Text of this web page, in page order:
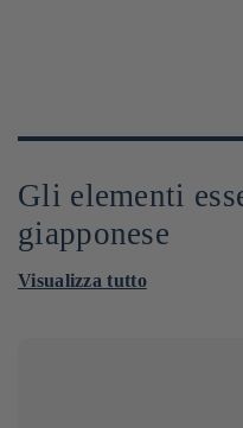
Gli elementi
giapponese
Visualizza tutto